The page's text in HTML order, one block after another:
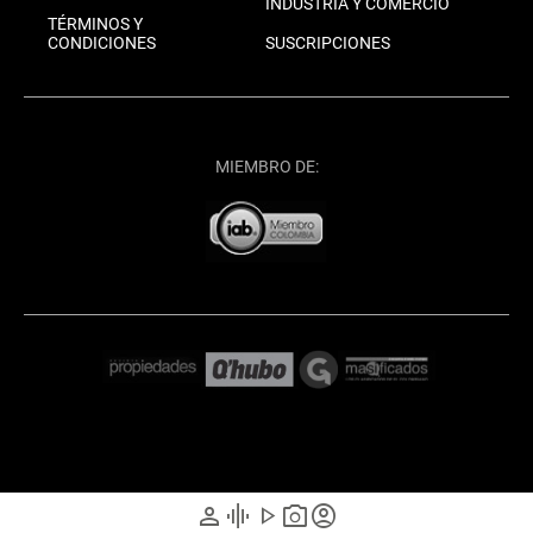
person graphic_eq play_arrow photo_cameraaccount_circle
TÉRMINOS Y
CONDICIONES
SUSCRIPCIONES
MIEMBRO DE: